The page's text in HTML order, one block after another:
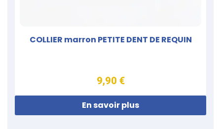
COLLIER marron PETITE DENT DE REQUIN
9,90 €
En savoir plus